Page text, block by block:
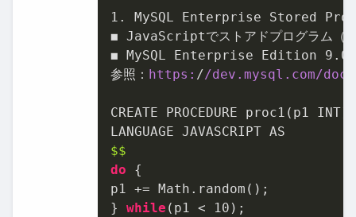
1 . MySQL Enterprise Stored
◼ JavaScriptでストアドプログラム（
◼ MySQL Enterprise Edition 9.0
参照： https: //dev.mysql.com/doc
CREATE PROCEDURE proc1(p1 INT)
$$
do {
p1 += Math.random();
} while (p1 < 10